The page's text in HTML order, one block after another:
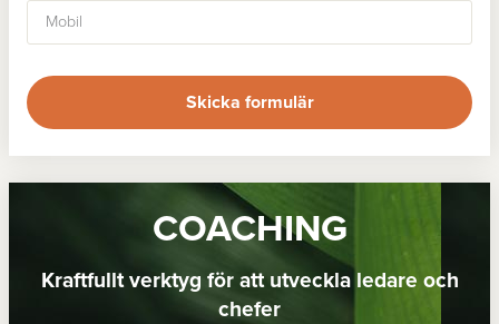
Skicka formulär
COACHING
Kraftfullt verktyg för att utveckla ledare och
chefer